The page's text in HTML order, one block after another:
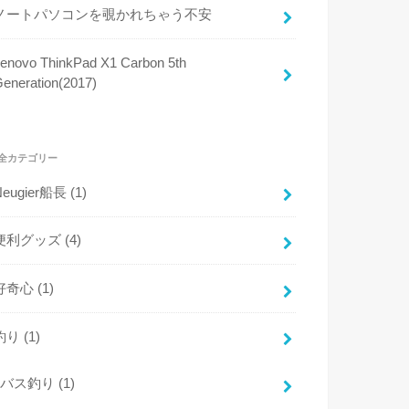
ートパソコンを覗かれちゃう不安
ThinkPad X1 Carbon 5th
カテゴリー
船長 (1)
利グッズ (4)
奇心 (1)
り (1)
バス釣り (1)